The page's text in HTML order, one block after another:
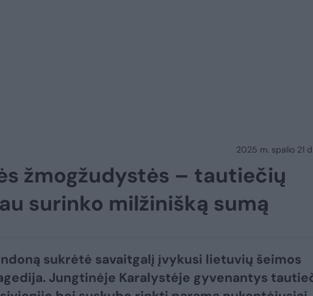
2025 m. spalio 21
žmogžudystės – tautiečių
surinko milžinišką sumą
sukrėtė savaitgalį įvykusi lietuvių šeimos
Jungtinėje Karalystėje gyvenantys